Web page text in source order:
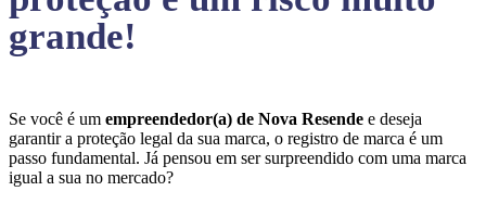
grande!
Se você é um empreendedor(a) de Nova Resende e deseja
garantir a proteção legal da sua marca, o registro de marca é um
passo fundamental. Já pensou em ser surpreendido com uma marca
igual a sua no mercado?